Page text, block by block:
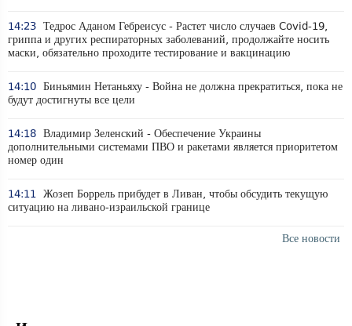
14:23 Тедрос Аданом Гебреисус - Растет число случаев Covid-19,
гриппа и других респираторных заболеваний, продолжайте носить
маски, обязательно проходите тестирование и вакцинацию
14:10 Биньямин Нетаньяху - Война не должна прекратиться, пока не
будут достигнуты все цели
14:18 Владимир Зеленский - Обеспечение Украины
дополнительными системами ПВО и ракетами является приоритетом
номер один
14:11 Жозеп Боррель прибудет в Ливан, чтобы обсудить текущую
ситуацию на ливано-израильской границе
Все новости